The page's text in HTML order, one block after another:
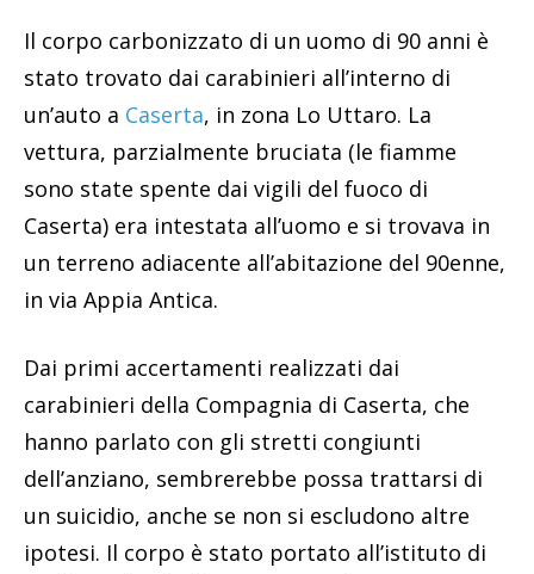
Il corpo carbonizzato di un uomo di 90 anni è
stato trovato dai carabinieri all’interno di
un’auto a Caserta, in zona Lo Uttaro. La
vettura, parzialmente bruciata (le fiamme
sono state spente dai vigili del fuoco di
Caserta) era intestata all’uomo e si trovava in
un terreno adiacente all’abitazione del 90enne,
in via Appia Antica.
Dai primi accertamenti realizzati dai
carabinieri della Compagnia di Caserta, che
hanno parlato con gli stretti congiunti
dell’anziano, sembrerebbe possa trattarsi di
un suicidio, anche se non si escludono altre
ipotesi. Il corpo è stato portato all’istituto di